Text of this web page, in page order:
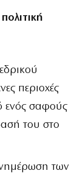
περιοχές
ενός σαφούς
του στο
των